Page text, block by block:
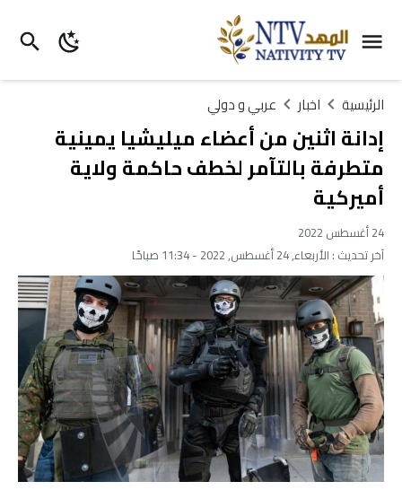
الرئيسية اخبار عربي و دولي
إدانة اثنين من أعضاء ميليشيا يمينية
متطرفة بالتآمر لخطف حاكمة ولاية
أميركية
24 أغسطس 2022
آخر تحديث : الأربعاء, 24 أغسطس, 2022 - 11:34 صباحًا